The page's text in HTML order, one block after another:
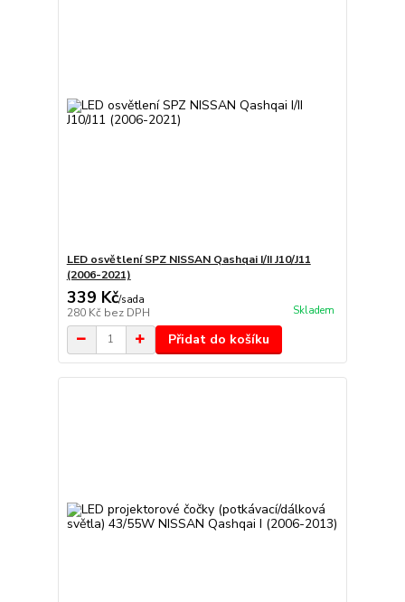
LED osvětlení SPZ NISSAN Qashqai I/II J10/J11
(2006-2021)
339 Kč/sada
280 Kč bez DPH Skladem
Přidat do košíku